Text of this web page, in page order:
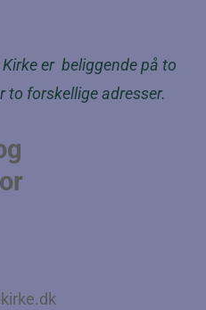
er beliggende på to
to forskellige adresser.